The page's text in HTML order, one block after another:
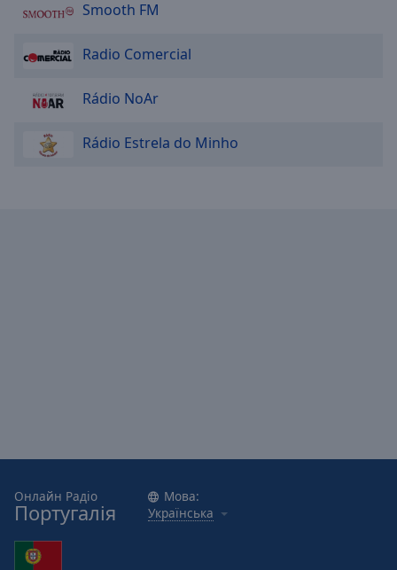
Smooth FM
Radio Comercial
Rádio NoAr
Rádio Estrela do Minho
Онлайн Радіо
Португалія
Мова:
Українська